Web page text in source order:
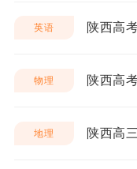
英语 陕西高
物理 陕西高
地理 陕西高